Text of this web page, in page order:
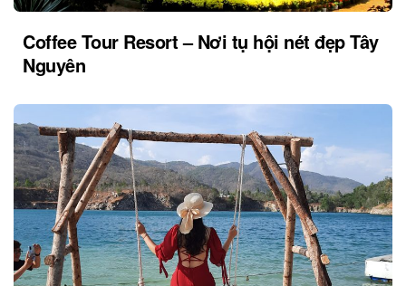
Coffee Tour Resort – Nơi tụ hội nét đẹp Tây
Nguyên